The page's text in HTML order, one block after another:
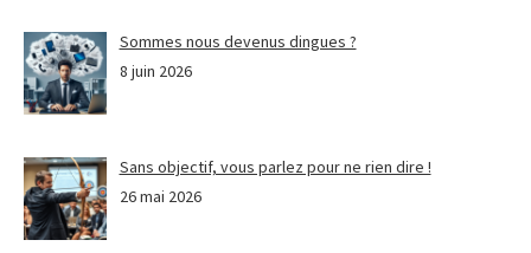
Sommes nous devenus dingues ?
8 juin 2026
Sans objectif, vous parlez pour ne rien dire !
26 mai 2026